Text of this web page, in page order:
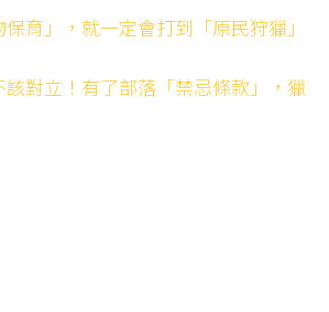
育」，就一定會打到「原民狩獵」
對立！有了部落「禁忌條款」，獵